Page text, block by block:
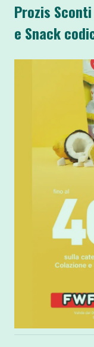
Prozis
e Snack